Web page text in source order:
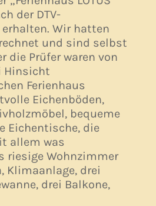
der DTV-
Wir hatten
und sind selbst
die Prüfer waren von
Hinsicht
Ferienhaus
Eichenböden,
bequeme
Eichentische, die
allem was
riesige Wohnzimmer
Klimaanlage, drei
drei Balkone,